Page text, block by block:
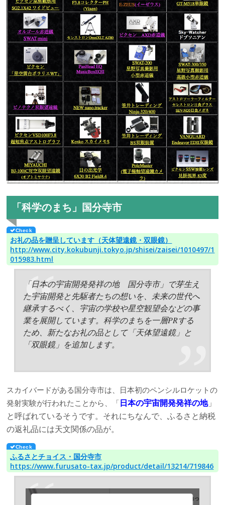
「科学のまち」国分寺市
お礼の品を贈呈しています（天体望遠鏡・双眼鏡）
http://www.city.kokubunji.tokyo.jp/shisei/zaisei/1010497/1
015983.html
「日本の宇宙開発発祥の地 国分寺市」で芽生え
た宇宙開発と先駆者たちの想いを、未来の世代へ
継承するべく、宇宙の学校や星空観望会などの事
業を展開しています。科学のまちを一層PRする
ため、新たなお礼の品として「天体望遠鏡」と
「双眼鏡」を追加します。
スカイバードがある国分寺市は、日本初のペンシルロケットの
発射実験が行われたことから、「日本の宇宙開発発祥の地」
と呼ばれているそうです。それにちなんで、ふるさと納税
の返礼品には天文関係の品が。
ふるさとチョイス・国分寺市
https://www.furusato-tax.jp/product/detail/13214/719846